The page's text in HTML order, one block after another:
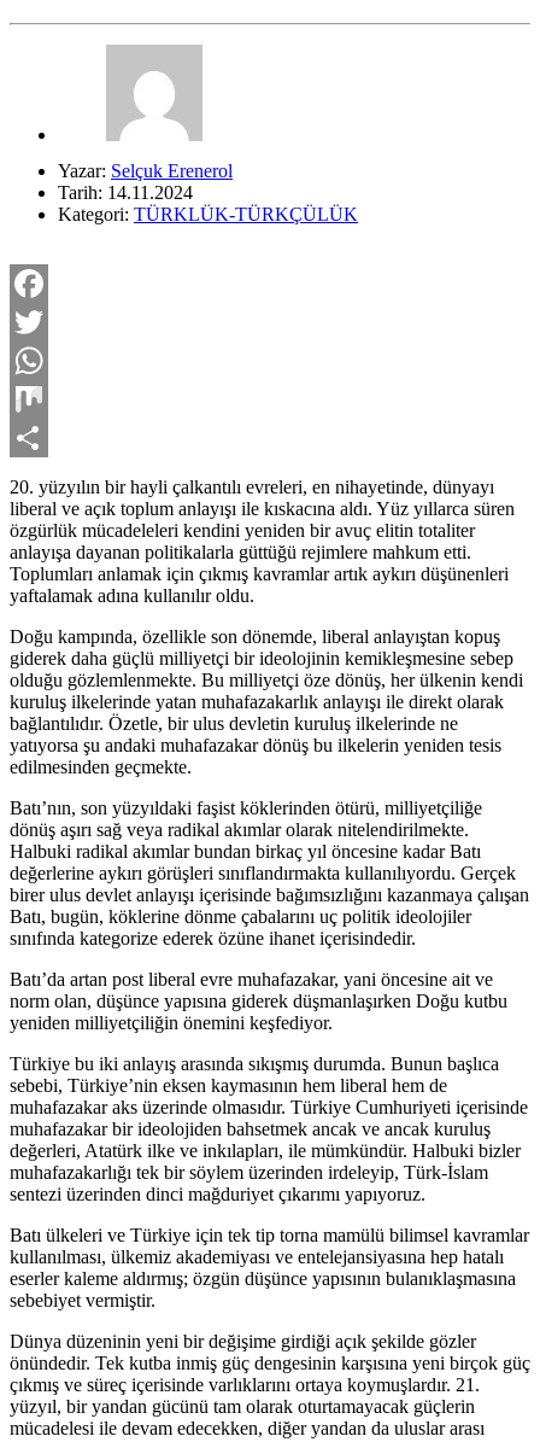
Yazar: Selçuk Erenerol
Tarih: 14.11.2024
Kategori: TÜRKLÜK-TÜRKÇÜLÜK
Facebook
Twitter
WhatsApp
Mix
Share
20. yüzyılın bir hayli çalkantılı evreleri, en nihayetinde, dünyayı
liberal ve açık toplum anlayışı ile kıskacına aldı. Yüz yıllarca süren
özgürlük mücadeleleri kendini yeniden bir avuç elitin totaliter
anlayışa dayanan politikalarla güttüğü rejimlere mahkum etti.
Toplumları anlamak için çıkmış kavramlar artık aykırı düşünenleri
yaftalamak adına kullanılır oldu.
Doğu kampında, özellikle son dönemde, liberal anlayıştan kopuş
giderek daha güçlü milliyetçi bir ideolojinin kemikleşmesine sebep
olduğu gözlemlenmekte. Bu milliyetçi öze dönüş, her ülkenin kendi
kuruluş ilkelerinde yatan muhafazakarlık anlayışı ile direkt olarak
bağlantılıdır. Özetle, bir ulus devletin kuruluş ilkelerinde ne
yatıyorsa şu andaki muhafazakar dönüş bu ilkelerin yeniden tesis
edilmesinden geçmekte.
Batı’nın, son yüzyıldaki faşist köklerinden ötürü, milliyetçiliğe
dönüş aşırı sağ veya radikal akımlar olarak nitelendirilmekte.
Halbuki radikal akımlar bundan birkaç yıl öncesine kadar Batı
değerlerine aykırı görüşleri sınıflandırmakta kullanılıyordu. Gerçek
birer ulus devlet anlayışı içerisinde bağımsızlığını kazanmaya çalışan
Batı, bugün, köklerine dönme çabalarını uç politik ideolojiler
sınıfında kategorize ederek özüne ihanet içerisindedir.
Batı’da artan post liberal evre muhafazakar, yani öncesine ait ve
norm olan, düşünce yapısına giderek düşmanlaşırken Doğu kutbu
yeniden milliyetçiliğin önemini keşfediyor.
Türkiye bu iki anlayış arasında sıkışmış durumda. Bunun başlıca
sebebi, Türkiye’nin eksen kaymasının hem liberal hem de
muhafazakar aks üzerinde olmasıdır. Türkiye Cumhuriyeti içerisinde
muhafazakar bir ideolojiden bahsetmek ancak ve ancak kuruluş
değerleri, Atatürk ilke ve inkılapları, ile mümkündür. Halbuki bizler
muhafazakarlığı tek bir söylem üzerinden irdeleyip, Türk-İslam
sentezi üzerinden dinci mağduriyet çıkarımı yapıyoruz.
Batı ülkeleri ve Türkiye için tek tip torna mamülü bilimsel kavramlar
kullanılması, ülkemiz akademiyası ve entelejansiyasına hep hatalı
eserler kaleme aldırmış; özgün düşünce yapısının bulanıklaşmasına
sebebiyet vermiştir.
Dünya düzeninin yeni bir değişime girdiği açık şekilde gözler
önündedir. Tek kutba inmiş güç dengesinin karşısına yeni birçok güç
çıkmış ve süreç içerisinde varlıklarını ortaya koymuşlardır. 21.
yüzyıl, bir yandan gücünü tam olarak oturtamayacak güçlerin
mücadelesi ile devam edecekken, diğer yandan da uluslar arası